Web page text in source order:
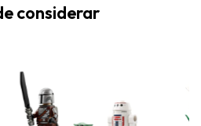
considerar